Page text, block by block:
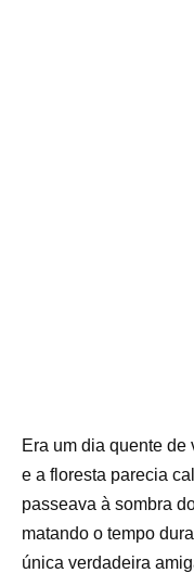
Era um dia quente
e a floresta parecia
passeava à sombra
matando o tempo
única verdadeira